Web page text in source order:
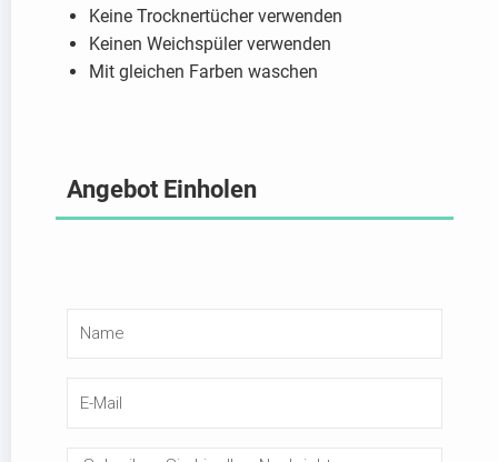
Keine Trocknertücher verwenden
Keinen Weichspüler verwenden
Mit gleichen Farben waschen
Angebot Einholen